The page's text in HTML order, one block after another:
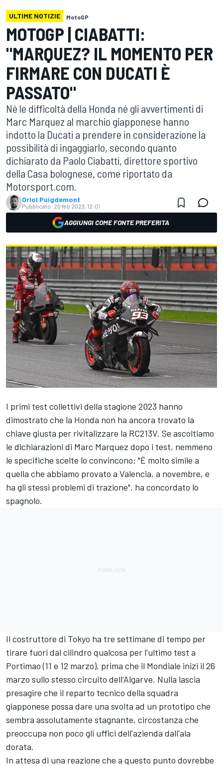
ULTIME NOTIZIE MotoGP
MOTOGP | CIABATTI:
"MARQUEZ? IL MOMENTO PER
FIRMARE CON DUCATI È
PASSATO"
Né le difficoltà della Honda né gli avvertimenti di
Marc Marquez al marchio giapponese hanno
indotto la Ducati a prendere in considerazione la
possibilità di ingaggiarlo, secondo quanto
dichiarato da Paolo Ciabatti, direttore sportivo
della Casa bolognese, come riportato da
Motorsport.com.
Oriol Puigdemont
Pubblicato: 20 feb 2023, 12:01
AGGIUNGI COME FONTE PREFERITA
I primi test collettivi della stagione 2023 hanno
dimostrato che la Honda non ha ancora trovato la
chiave giusta per rivitalizzare la RC213V. Se ascoltiamo
le dichiarazioni di Marc Marquez dopo i test, nemmeno
le specifiche scelte lo convincono: "È molto simile a
quella che abbiamo provato a Valencia, a novembre, e
ha gli stessi problemi di trazione", ha concordato lo
spagnolo.
Il costruttore di Tokyo ha tre settimane di tempo per
tirare fuori dal cilindro qualcosa per l'ultimo test a
Portimao (11 e 12 marzo), prima che il Mondiale inizi il 26
marzo sullo stesso circuito dell'Algarve. Nulla lascia
presagire che il reparto tecnico della squadra
giapponese possa dare una svolta ad un prototipo che
sembra assolutamente stagnante, circostanza che
preoccupa non poco gli uffici dell'azienda dall'ala
dorata.
In attesa di una reazione che a questo punto dovrebbe